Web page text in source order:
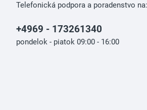
Telefonická podpora a poradenstvo na:
+4969 - 173261340
pondelok - piatok 09:00 - 16:00